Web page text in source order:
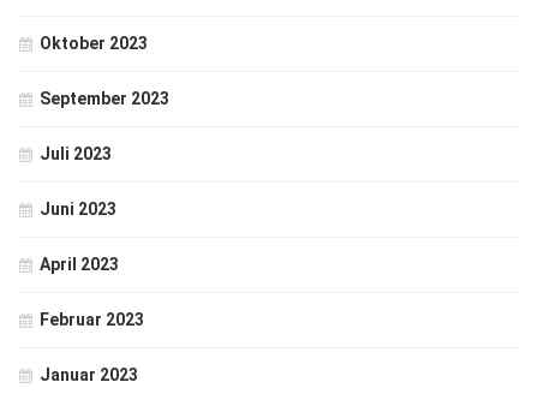
Oktober 2023
September 2023
Juli 2023
Juni 2023
April 2023
Februar 2023
Januar 2023